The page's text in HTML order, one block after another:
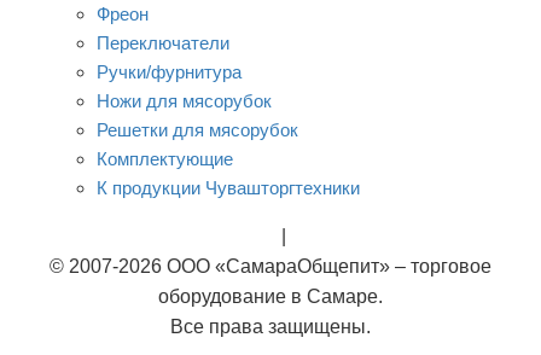
Фреон
Переключатели
Ручки/фурнитура
Ножи для мясорубок
Решетки для мясорубок
Комплектующие
К продукции Чувашторгтехники
© 2007-2026 ООО «СамараОбщепит» – торговое
оборудование в Самаре.
Все права защищены.